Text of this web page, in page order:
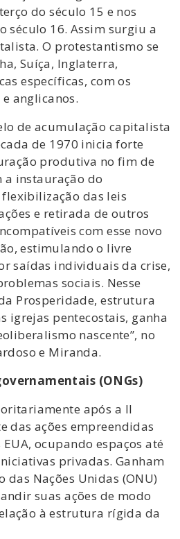
do século 15 e nos
século 16. Assim surgiu a
O protestantismo se
Suíça, Inglaterra,
específicas, com os
anglicanos.
de acumulação capitalista
de 1970 inicia forte
produtiva no fim de
a instauração do
das leis
e retirada de outros
com esse novo
estimulando o livre
saídas individuais da crise,
sociais. Nesse
Prosperidade, estrutura
igrejas pentecostais, ganha
nascente”, no
e Miranda.
(ONGs)
após a II
das ações empreendidas
ocupando espaços até
privadas. Ganham
das Nações Unidas (ONU)
suas ações de modo
à estrutura rígida da